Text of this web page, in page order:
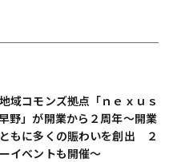
域コモンズ拠点「ｎｅｘｕｓ
野」が開業から２周年～開業
もに多くの賑わいを創出 ２
イベントも開催～